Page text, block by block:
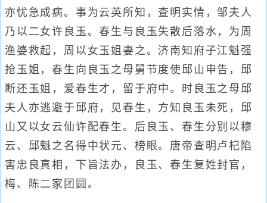
亦忧急成病。事为云英所知，查明实情，邹夫人
乃以二女许良玉。春生与良玉失散后落水，为周
渔婆救起，周以女玉姐妻之。济南知府子江魁强
抢玉姐，春生向良玉之母舅节度使邱山申告，邱
断还玉姐，爱春生才，留于府中。时良玉之母邱
夫人亦逃避于邱府，见春生，方知良玉未死，邱
山又以女云仙许配春生。后良玉、春生分别以穆
云、邱魁之名得中状元、榜眼。唐帝查明卢杞陷
害忠良真相，下旨法办，良玉、春生复姓封官，
梅、陈二家团圆。